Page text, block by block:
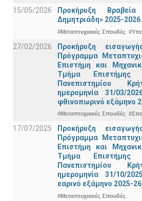
15/05/2026
Προκήρυξη
Δημητριάδη» 2025-2026
#Μεταπτυχιακές Σπουδές
27/02/2026
Προκήρυξη
Πρόγραμμα
Επιστήμη και
Τμήμα Eπιστήμης
Πανεπιστημίου
ημερομηνία 31/03/
φθινοπωρινό εξάμηνο
#Μεταπτυχιακές Σπουδές
17/07/2025
Προκήρυξη
Πρόγραμμα
Επιστήμη και
Τμήμα Eπιστήμης
Πανεπιστημίου
ημερομηνία 31/10/
εαρινό εξάμηνο 2025-26
#Μεταπτυχιακές Σπουδές